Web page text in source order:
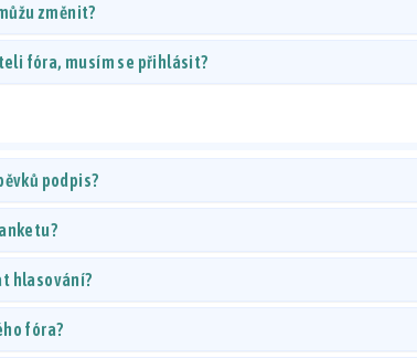
změnit?
fóra, musím se přihlásit?
podpis?
hlasování?
fóra?